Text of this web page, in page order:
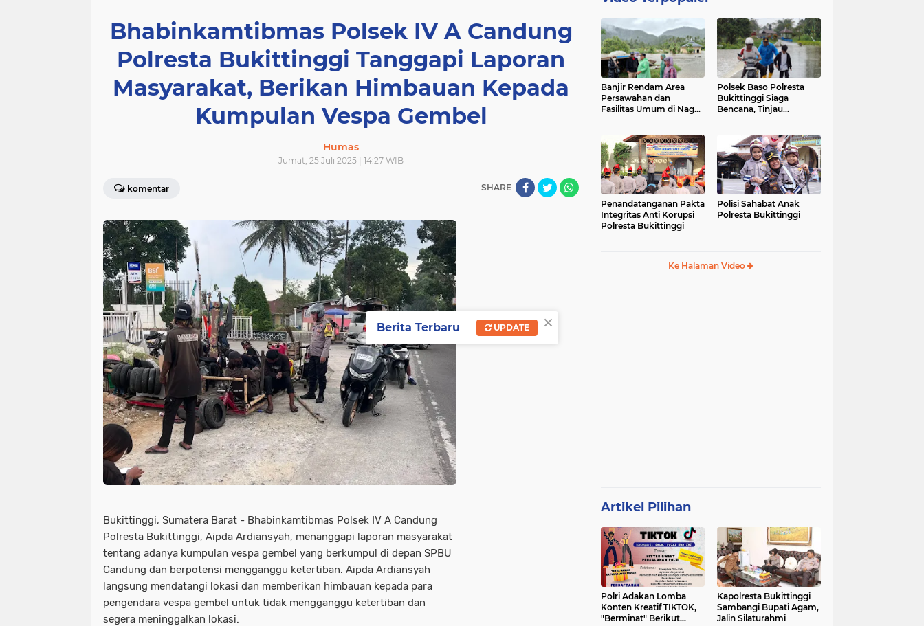
Bhabinkamtibmas Polsek IV A Candung
Polresta Bukittinggi Tanggapi Laporan
Masyarakat, Berikan Himbauan Kepada
Kumpulan Vespa Gembel
Humas
Jumat, 25 Juli 2025 | 14:27 WIB
komentar SHARE
Bukittinggi, Sumatera Barat - Bhabinkamtibmas Polsek IV A Candung
Polresta Bukittinggi, Aipda Ardiansyah, menanggapi laporan masyarakat
tentang adanya kumpulan vespa gembel yang berkumpul di depan SPBU
Candung dan berpotensi mengganggu ketertiban. Aipda Ardiansyah
langsung mendatangi lokasi dan memberikan himbauan kepada para
pengendara vespa gembel untuk tidak mengganggu ketertiban dan
segera meninggalkan lokasi.
Banjir Rendam Area
Persawahan dan
Fasilitas Umum di Nagari
Polsek Baso Polresta
Bukittinggi Siaga
Bencana, Tinjau
Penandatanganan Pakta
Integritas Anti Korupsi
Polresta Bukittinggi
Polisi Sahabat Anak
Polresta Bukittinggi
Ke Halaman Video
Artikel Pilihan
Polri Adakan Lomba
Konten Kreatif TIKTOK,
"Berminat" Berikut
Kapolresta Bukittinggi
Sambangi Bupati Agam,
Jalin Silaturahmi
×
Berita Terbaru UPDATE